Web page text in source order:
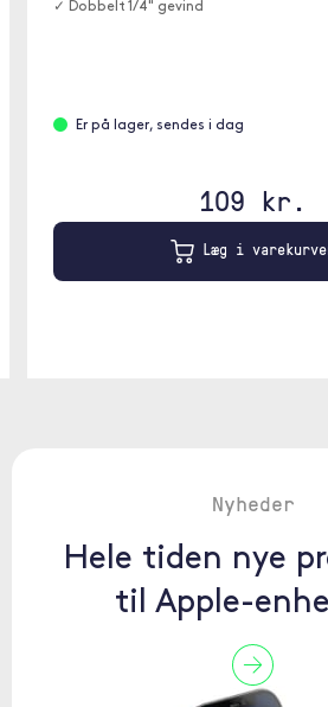
✓ Dobbelt 1/4" gevind
Er på lager, sendes i dag
109 kr.
Læg i
Nyheder
Hele tiden nye
til Apple-